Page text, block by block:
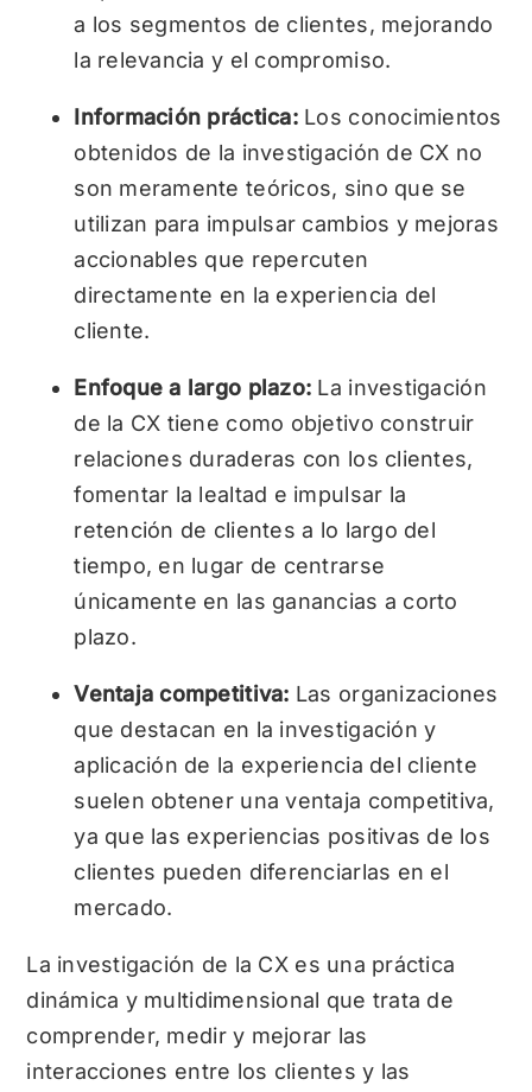
a los segmentos de clientes, mejorando
la relevancia y el compromiso.
Información práctica:Los conocimientos
obtenidos de la investigación de CX no
son meramente teóricos, sino que se
utilizan para impulsar cambios y mejoras
accionables que repercuten
directamente en la experiencia del
cliente.
Enfoque a largo plazo: La investigación
de la CX tiene como objetivo construir
relaciones duraderas con los clientes,
fomentar la lealtad e impulsar la
retención de clientes a lo largo del
tiempo, en lugar de centrarse
únicamente en las ganancias a corto
plazo.
Ventaja competitiva: Las organizaciones
que destacan en la investigación y
aplicación de la experiencia del cliente
suelen obtener una ventaja competitiva,
ya que las experiencias positivas de los
clientes pueden diferenciarlas en el
mercado.
La investigación de la CX es una práctica
dinámica y multidimensional que trata de
comprender, medir y mejorar las
interacciones entre los clientes y las